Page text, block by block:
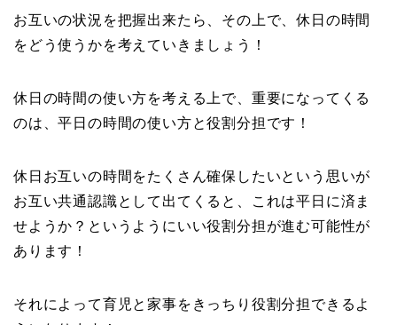
お互いの状況を把握出来たら、その上で、休日の時間
をどう使うかを考えていきましょう！
休日の時間の使い方を考える上で、重要になってくる
のは、平日の時間の使い方と役割分担です！
休日お互いの時間をたくさん確保したいという思いが
お互い共通認識として出てくると、これは平日に済ま
せようか？というようにいい役割分担が進む可能性が
あります！
それによって育児と家事をきっちり役割分担できるよ